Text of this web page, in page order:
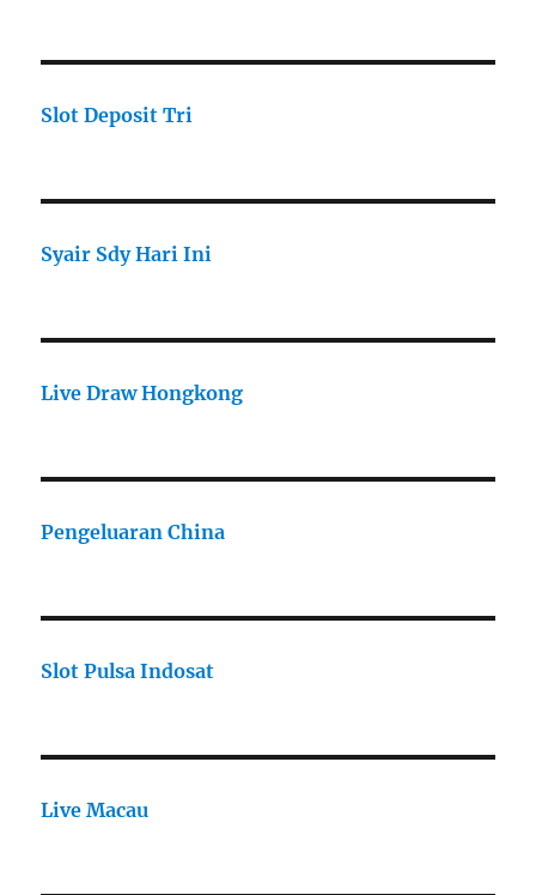
Slot Deposit Tri
Syair Sdy Hari Ini
Live Draw Hongkong
Pengeluaran China
Slot Pulsa Indosat
Live Macau